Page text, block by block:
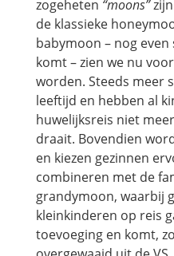
zogeheten “moons”
de klassieke
babymoon – nog
komt – zien we nu
worden. Steeds meer
leeftijd en hebben al
huwelijksreis niet
draait. Bovendien
en kiezen gezinnen
combineren met de
grandymoon, waarbij
kleinkinderen op reis
toevoeging en komt,